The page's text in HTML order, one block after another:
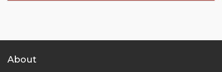
About